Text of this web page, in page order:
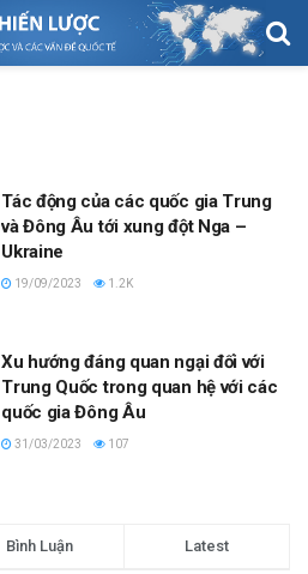
Tác động của các quốc gia Trung
và Đông Âu tới xung đột Nga –
Ukraine
19/09/2023 1.2K
Xu hướng đáng quan ngại đối với
Trung Quốc trong quan hệ với các
quốc gia Đông Âu
31/03/2023 107
Bình Luận Latest